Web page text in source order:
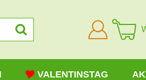
Anmelden
VALENTINSTAG